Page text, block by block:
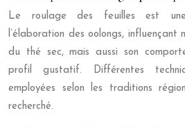
Le roulage des feuilles est
l’élaboration des oolongs, influençant
du thé sec, mais aussi son
profil gustatif. Différentes
employées selon les traditions
recherché.